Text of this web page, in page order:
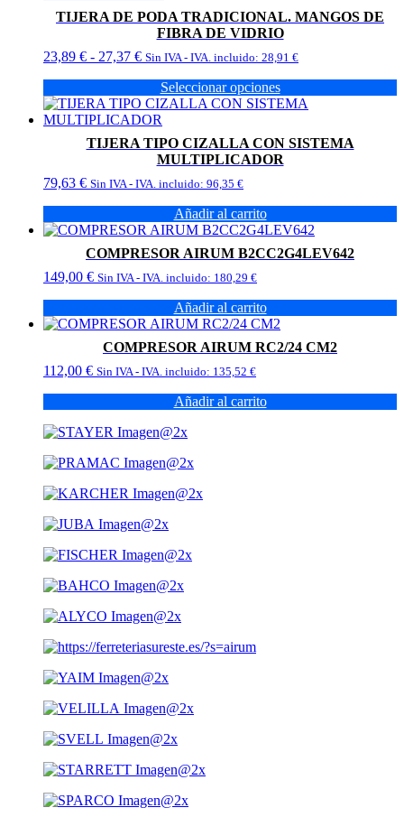
TIJERA DE PODA TRADICIONAL. MANGOS DE
FIBRA DE VIDRIO
23,89 € - 27,37 €Rango
precios:
desde
23,89 €
hasta
27,37 €
Sin IVA - IVA. incluido: 28,91 €
Seleccionar opciones
Este
producto
múltiples
Las
pueden
la
página
de
producto
TIJERA TIPO CIZALLA CON SISTEMA
MULTIPLICADOR
79,63 € Sin IVA - IVA. incluido: 96,35 €
Añadir al carrito
COMPRESOR AIRUM B2CC2G4LEV642
149,00 € Sin IVA - IVA. incluido: 180,29 €
Añadir al carrito
COMPRESOR AIRUM RC2/24 CM2
112,00 € Sin IVA - IVA. incluido: 135,52 €
Añadir al carrito